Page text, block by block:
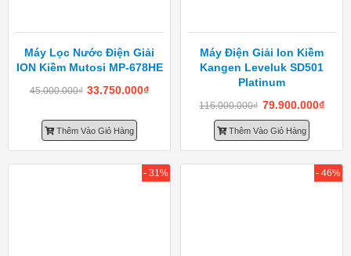
Máy Lọc Nước Điện Giải
ION Kiềm Mutosi MP-678HE
45.000.000₫ 33.750.000₫
Thêm Vào Giỏ Hàng
Máy Điện Giải Ion Kiềm
Kangen Leveluk SD501
Platinum
116.000.000₫ 79.900.000₫
Thêm Vào Giỏ Hàng
- 31% - 46%